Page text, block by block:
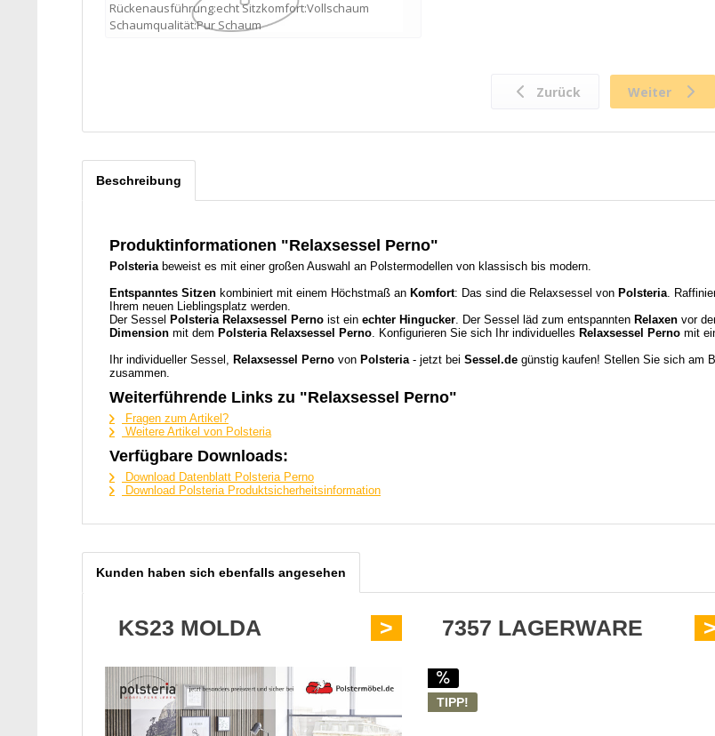
Beschreibung
Produktinformationen "Relaxsessel Perno"
Polsteriabeweist es mit einer großen Auswahl an Polstermodellen von klassisch bis modern.
Entspanntes Sitzen kombiniert mit einem Höchstmaß an Komfort: Das sind die Relaxsessel von Polsteria.
Ihrem neuen Lieblingsplatz werden.
Der Sessel Polsteria Relaxsessel Perno ist ein echter Hingucker. Der Sessel läd zum entspannten Relaxen vor
Dimension mit dem Polsteria Relaxsessel Perno. Konfigurieren Sie sich Ihr individuelles Relaxsessel Perno mit
Ihr individueller Sessel, Relaxsessel Perno von Polsteria - jetzt bei Sessel.de günstig kaufen! Stellen Sie sich am
zusammen.
Weiterführende Links zu "Relaxsessel Perno"
Fragen zum Artikel?
Weitere Artikel von Polsteria
Verfügbare Downloads:
Download Datenblatt Polsteria Perno
Download Polsteria Produktsicherheitsinformation
Kunden haben sich ebenfalls angesehen
KS23 MOLDA >
TIPP!
7357 LAGERWARE >